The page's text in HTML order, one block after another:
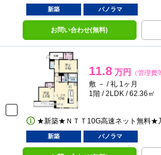
新築 パノラマ
お問い合わせ(無料)
11.8 万円 （管理費
敷 － / 礼 1ヶ月
1階 / 2LDK / 62.36㎡
★新築★ＮＴＴ10G高速ネット無料★
新築 パノラマ